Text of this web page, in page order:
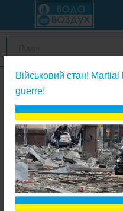
Військовий стан!
guerre!
Фильтры с сменным